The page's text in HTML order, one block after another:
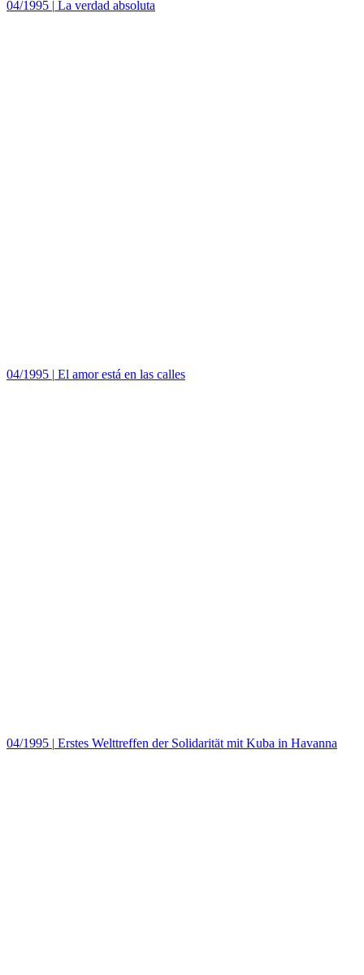
04/1995 | La verdad absoluta
04/1995 | El amor está en las calles
04/1995 | Erstes Welttreffen der Solidarität mit Kuba in Havanna